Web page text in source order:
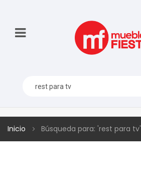
Inicio Búsqueda para: 'rest para tv'